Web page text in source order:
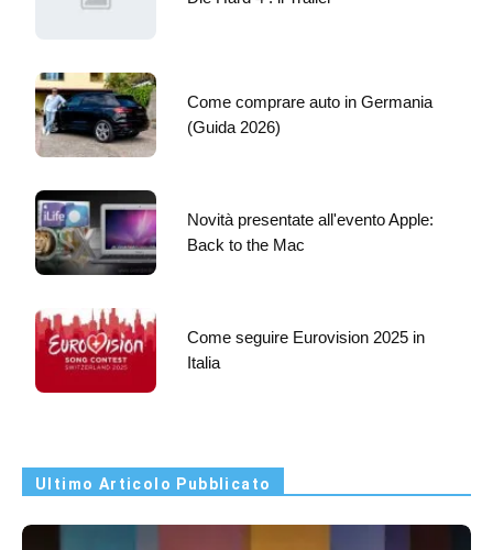
Come comprare auto in Germania
(Guida 2026)
Novità presentate all'evento Apple:
Back to the Mac
Come seguire Eurovision 2025 in
Italia
Ultimo Articolo Pubblicato